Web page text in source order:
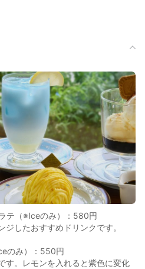
テ（※Iceのみ）：580円
したおすすめドリンクです。
のみ）：550円
す。レモンを入れると紫色に変化